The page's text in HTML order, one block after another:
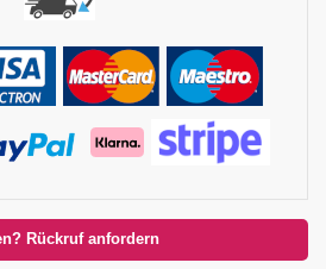
Rückruf anfordern